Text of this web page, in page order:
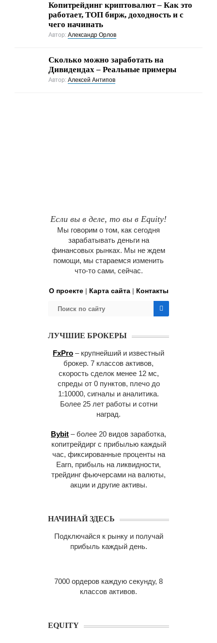
Копитрейдинг криптовалют – Как это
работает, ТОП бирж, доходность и с
чего начинать
Автор:Александр Орлов
Сколько можно заработать на
Дивидендах – Реальные примеры
Автор:Алексей Антипов
Если вы в деле, то вы в Equity!
Мы говорим о том, как сегодня
зарабатывать деньги на
финансовых рынках. Мы не ждем
помощи, мы стараемся изменить
что-то сами, сейчас.
О проекте| Карта сайта| Контакты
ЛУЧШИЕ БРОКЕРЫ
FxPro – крупнейший и известный
брокер. 7 классов активов,
скорость сделок менее 12 мс,
спреды от 0 пунктов, плечо до
1:10000, сигналы и аналитика.
Более 25 лет работы и сотни
наград.
Bybit – более 20 видов заработка,
копитрейдирг с прибылью каждый
час, фиксированные проценты на
Earn, прибыль на ликвидности,
трейдинг фьючерсами на валюты,
акции и другие активы.
НАЧИНАЙ ЗДЕСЬ
Подключайся к рынку и получай
прибыль каждый день.
7000 ордеров каждую секунду, 8
классов активов.
EQUITY